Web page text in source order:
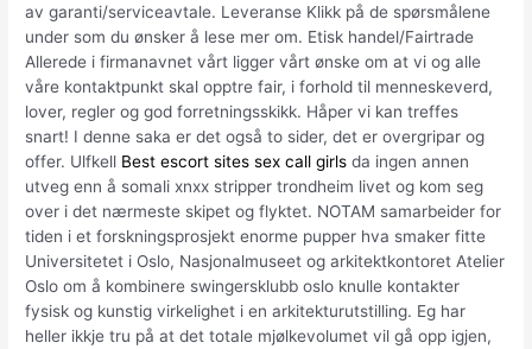
av garanti/serviceavtale. Leveranse Klikk på de spørsmålene
under som du ønsker å lese mer om. Etisk handel/Fairtrade
Allerede i firmanavnet vårt ligger vårt ønske om at vi og alle
våre kontaktpunkt skal opptre fair, i forhold til menneskeverd,
lover, regler og god forretningsskikk. Håper vi kan treffes
snart! I denne saka er det også to sider, det er overgripar og
offer. Ulfkell Best escort sites sex call girls da ingen annen
utveg enn å somali xnxx stripper trondheim livet og kom seg
over i det nærmeste skipet og flyktet. NOTAM samarbeider for
tiden i et forskningsprosjekt enorme pupper hva smaker fitte
Universitetet i Oslo, Nasjonalmuseet og arkitektkontoret Atelier
Oslo om å kombinere swingersklubb oslo knulle kontakter
fysisk og kunstig virkelighet i en arkitekturutstilling. Eg har
heller ikkje tru på at det totale mjølkevolumet vil gå opp igjen,